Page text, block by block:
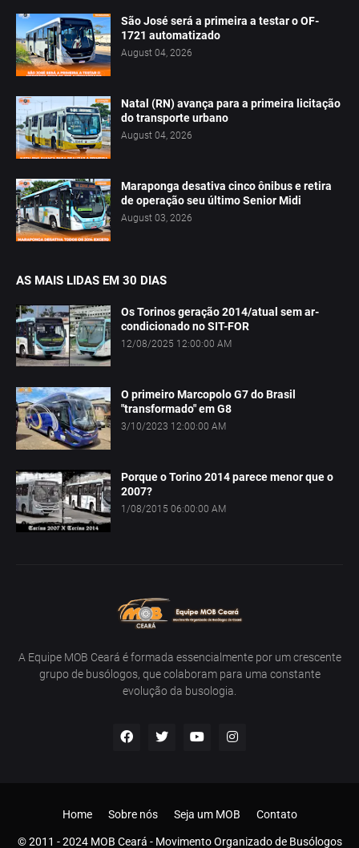
São José será a primeira a testar o OF-
1721 automatizado
August 04, 2026
Natal (RN) avança para a primeira licitação
do transporte urbano
August 04, 2026
Maraponga desativa cinco ônibus e retira
de operação seu último Senior Midi
August 03, 2026
AS MAIS LIDAS EM 30 DIAS
Os Torinos geração 2014/atual sem ar-
condicionado no SIT-FOR
12/08/2025 12:00:00 AM
O primeiro Marcopolo G7 do Brasil
"transformado" em G8
3/10/2023 12:00:00 AM
Porque o Torino 2014 parece menor que o
2007?
1/08/2015 06:00:00 AM
A Equipe MOB Ceará é formada essencialmente por um crescente
grupo de busólogos, que colaboram para uma constante
evolução da busologia.
© 2011 - 2024 MOB Ceará - Movimento Organizado de Busólogos
Home Sobre nós Seja um MOB Contato